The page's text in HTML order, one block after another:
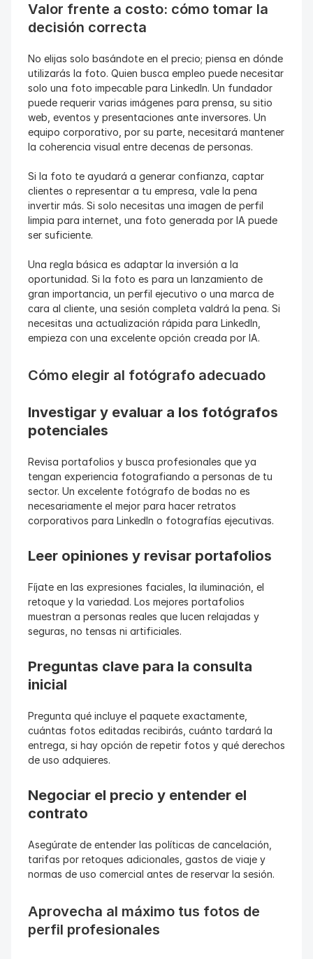
Valor frente a costo: cómo tomar la
decisión correcta
No elijas solo basándote en el precio; piensa en dónde
utilizarás la foto. Quien busca empleo puede necesitar
solo una foto impecable para LinkedIn. Un fundador
puede requerir varias imágenes para prensa, su sitio
web, eventos y presentaciones ante inversores. Un
equipo corporativo, por su parte, necesitará mantener
la coherencia visual entre decenas de personas.
Si la foto te ayudará a generar confianza, captar
clientes o representar a tu empresa, vale la pena
invertir más. Si solo necesitas una imagen de perfil
limpia para internet, una foto generada por IA puede
ser suficiente.
Una regla básica es adaptar la inversión a la
oportunidad. Si la foto es para un lanzamiento de
gran importancia, un perfil ejecutivo o una marca de
cara al cliente, una sesión completa valdrá la pena. Si
necesitas una actualización rápida para LinkedIn,
empieza con una excelente opción creada por IA.
Cómo elegir al fotógrafo adecuado
Investigar y evaluar a los fotógrafos
potenciales
Revisa portafolios y busca profesionales que ya
tengan experiencia fotografiando a personas de tu
sector. Un excelente fotógrafo de bodas no es
necesariamente el mejor para hacer retratos
corporativos para LinkedIn o fotografías ejecutivas.
Leer opiniones y revisar portafolios
Fíjate en las expresiones faciales, la iluminación, el
retoque y la variedad. Los mejores portafolios
muestran a personas reales que lucen relajadas y
seguras, no tensas ni artificiales.
Preguntas clave para la consulta
inicial
Pregunta qué incluye el paquete exactamente,
cuántas fotos editadas recibirás, cuánto tardará la
entrega, si hay opción de repetir fotos y qué derechos
de uso adquieres.
Negociar el precio y entender el
contrato
Asegúrate de entender las políticas de cancelación,
tarifas por retoques adicionales, gastos de viaje y
normas de uso comercial antes de reservar la sesión.
Aprovecha al máximo tus fotos de
perfil profesionales